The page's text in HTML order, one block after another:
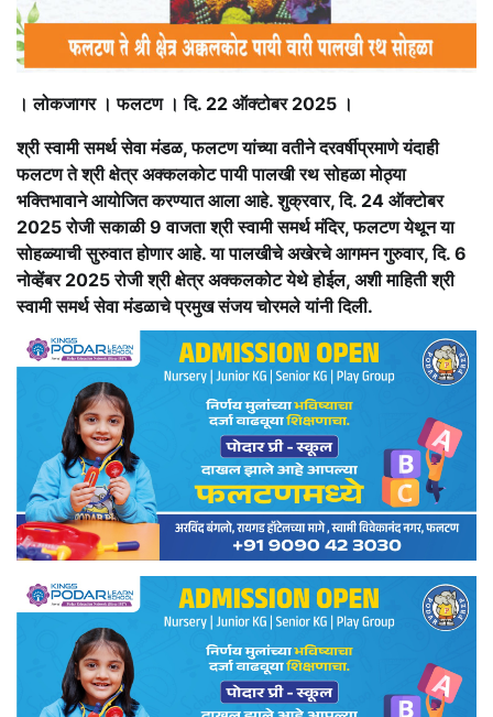
। लोकजागर । फलटण । दि. 22 ऑक्टोबर 2025 ।
श्री स्वामी समर्थ सेवा मंडळ, फलटण यांच्या वतीने दरवर्षीप्रमाणे यंदाही
फलटण ते श्री क्षेत्र अक्कलकोट पायी पालखी रथ सोहळा मोठ्या
भक्तिभावाने आयोजित करण्यात आला आहे. शुक्रवार, दि. 24 ऑक्टोबर
2025 रोजी सकाळी 9 वाजता श्री स्वामी समर्थ मंदिर, फलटण येथून या
सोहळ्याची सुरुवात होणार आहे. या पालखीचे अखेरचे आगमन गुरुवार, दि. 6
नोव्हेंबर 2025 रोजी श्री क्षेत्र अक्कलकोट येथे होईल, अशी माहिती श्री
स्वामी समर्थ सेवा मंडळाचे प्रमुख संजय चोरमले यांनी दिली.